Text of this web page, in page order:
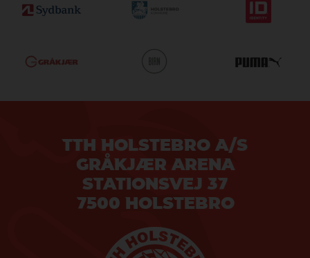
TTH HOLSTEBRO A/S
GRÅKJÆR ARENA
STATIONSVEJ 37
7500 HOLSTEBRO